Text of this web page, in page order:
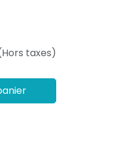
taxes)